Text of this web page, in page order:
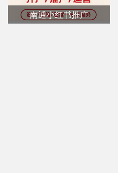
南通小红书推广